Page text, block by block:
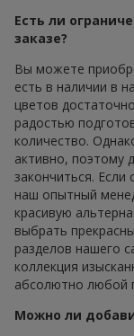
Есть ли
заказе?
Вы можете
есть в наличии в
цветов
радостью
количество.
активно, поэтому
закончиться. Если
наш опытный
красивую
выбрать
разделов нашего
коллекция
абсолютно любой
Можно ли